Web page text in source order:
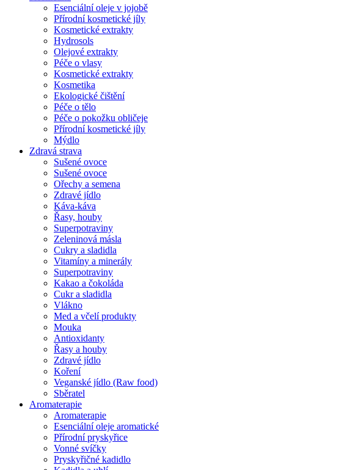
Esenciální oleje v jojobě
Přírodní kosmetické jíly
Kosmetické extrakty
Hydrosols
Olejové extrakty
Péče o vlasy
Kosmetické extrakty
Kosmetika
Ekologické čištění
Péče o tělo
Péče o pokožku obličeje
Přírodní kosmetické jíly
Mýdlo
Zdravá strava
Sušené ovoce
Sušené ovoce
Ořechy a semena
Zdravé jídlo
Káva-káva
Řasy, houby
Superpotraviny
Zeleninová másla
Cukry a sladidla
Vitamíny a minerály
Superpotraviny
Kakao a čokoláda
Cukr a sladidla
Vlákno
Med a včelí produkty
Mouka
Antioxidanty
Řasy a houby
Zdravé jídlo
Koření
Veganské jídlo (Raw food)
Sběratel
Aromaterapie
Aromaterapie
Esenciální oleje aromatické
Přírodní pryskyřice
Vonné svíčky
Pryskyřičné kadidlo